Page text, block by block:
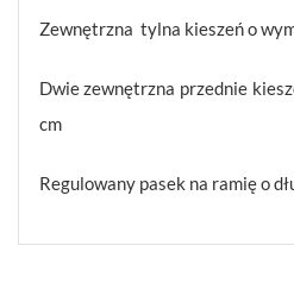
Zewnętrzna tylna kieszeń o
Dwie zewnętrzna przednie
cm
Regulowany pasek na ramię o